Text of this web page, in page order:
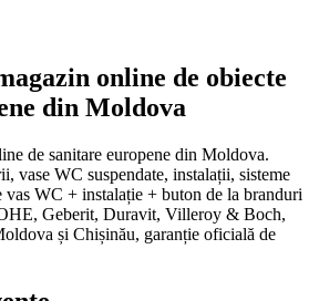
online de obiecte
din Moldova
de sanitare europene din Moldova.
vase WC suspendate, instalații, sisteme
vas WC + instalație + buton de la branduri
Geberit, Duravit, Villeroy & Boch,
și Chișinău, garanție oficială de